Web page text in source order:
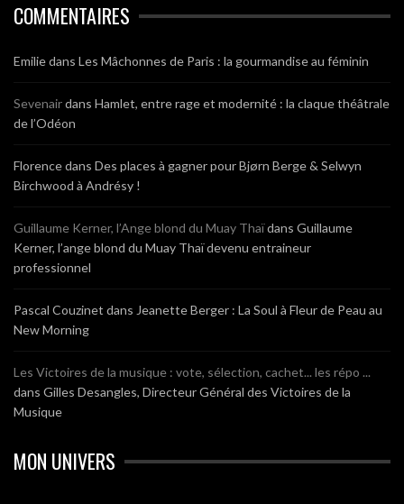
COMMENTAIRES
Emiliedans Les Mâchonnes de Paris : la gourmandise au féminin
Sevenairdans Hamlet, entre rage et modernité : la claque théâtrale
de l’Odéon
Florencedans Des places à gagner pour Bjørn Berge & Selwyn
Birchwood à Andrésy !
Guillaume Kerner, l’Ange blond du Muay Thaïdans Guillaume
Kerner, l’ange blond du Muay Thaï devenu entraineur
professionnel
Pascal Couzinet dans Jeanette Berger : La Soul à Fleur de Peau au
New Morning
Les Victoires de la musique : vote, sélection, cachet... les répo ...
dans Gilles Desangles, Directeur Général des Victoires de la
Musique
MON UNIVERS